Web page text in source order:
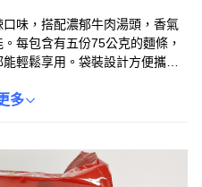
味，搭配濃郁牛肉湯頭，香氣
每包含有五份75公克的麵條，
輕鬆享用。袋裝設計方便攜
來安全、美味、方便的即食麵
多